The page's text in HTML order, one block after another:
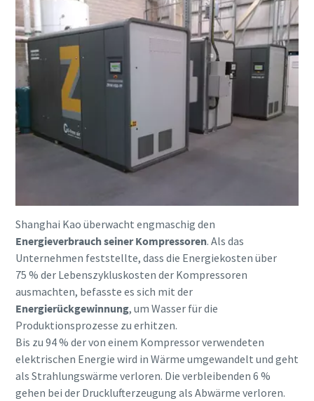
Jetzt per Email anfordern
Shanghai Kao überwacht engmaschig den
Energieverbrauch seiner Kompressoren. Als das
Unternehmen feststellte, dass die Energiekosten über
75 % der Lebenszykluskosten der Kompressoren
ausmachten, befasste es sich mit der
Energierückgewinnung, um Wasser für die
Produktionsprozesse zu erhitzen.
Bis zu 94 % der von einem Kompressor verwendeten
elektrischen Energie wird in Wärme umgewandelt und geht
als Strahlungswärme verloren. Die verbleibenden 6 %
gehen bei der Drucklufterzeugung als Abwärme verloren.